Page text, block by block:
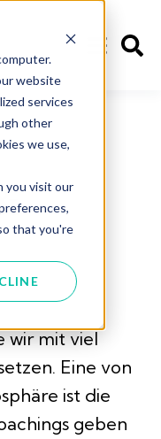
website
services
other
we use,
you visit our
that you're
wir mit viel
Eine von
ist die
geben